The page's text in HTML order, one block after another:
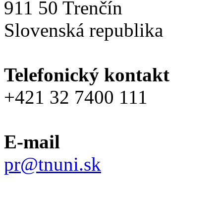
911 50 Trenčín
Slovenská republika
Telefonický kontakt
+421 32 7400 111
E-mail
pr@tnuni.sk